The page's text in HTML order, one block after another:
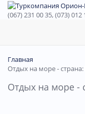
(067) 231 00 35, (073) 012
Главная
Отдых на море -
Отдых на море -